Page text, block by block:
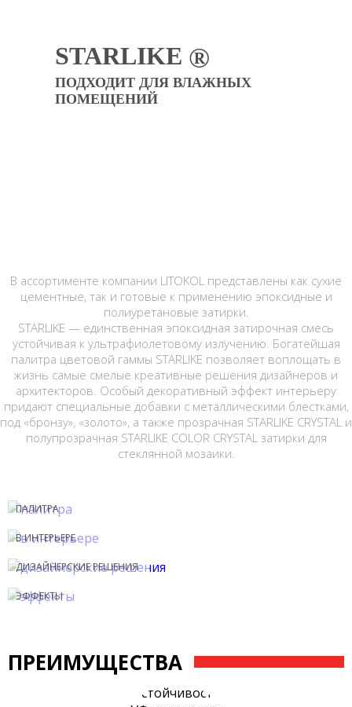
STARLIKE ®
ПОДХОДИТ ДЛЯ ВЛАЖНЫХ
ПОМЕЩЕНИЙ
В ассортименте компании LITOKOL представлены как сухие
цементные, так и готовые к применению эпоксидные и
полиуретановые затирки.
STARLIKE — единственная эпоксидная затирочная смесь
устойчивая к ультрафиолетовому излуче­нию. Богатейшая
палитра цветовой гаммы STARLIKE позволяет воплощать в
жизнь самые смелые креативные решения дизайнеров и
архитекторов. Особый декоративный эффект интерьеру
придают специальные добавки с металлическими блестками,
под «бронзу», «золото», а также прозрачная STARLIKE CRYSTAL и
полупрозрачная STARLIKE COLOR CRYSTAL затирки для
стеклянной мозаики.
ПАЛИТРА
В ИНТЕРЬЕРЕ
ДИЗАЙНЕРСКИЕ РЕШЕНИЯ
ЭФФЕКТЫ
ПРЕИМУЩЕСТВА